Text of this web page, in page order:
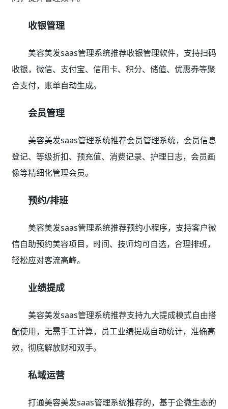
收银管理
美容美发saas管理系统推荐收银管理软件，支持扫码
收银，微信、支付宝、信用卡、积分、储值、优惠券等聚
合支付，账单自动生成。
会员管理
美容美发saas管理系统推荐会员管理系统，会员信息
登记、等级折扣、预充值、消费记录、护理日志，会员画
像等精细化管理会员。
预约/排班
美容美发saas管理系统推荐预约小程序，支持客户微
信自助预约美容项目，时间、技师均可自选，合理排班，
轻松应对客流高峰。
业绩提成
美容美发saas管理系统推荐支持九大提成模式自由搭
配使用，无需手工计算，员工业绩提成自动统计，准确高
效，彻底解放财和双手。
私域运营
打通美容美发saas管理系统推荐的，基于企微生态的